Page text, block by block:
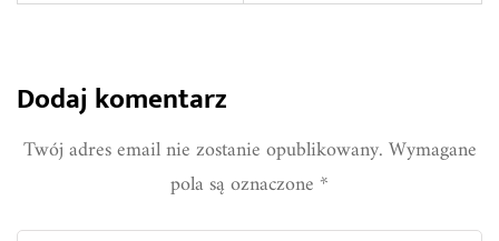
Dodaj komentarz
Twój adres email nie zostanie opublikowany.Wymagane
pola są oznaczone*